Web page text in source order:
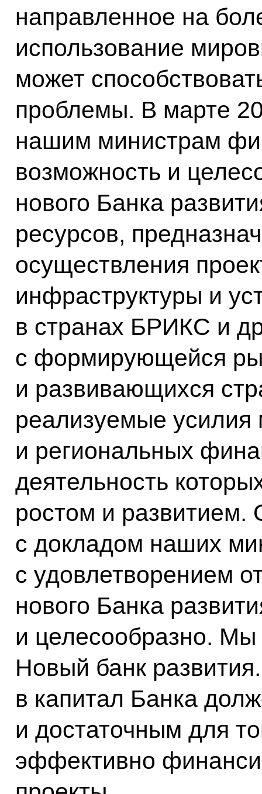
направленное на
использование
может
проблемы. В марте
нашим министрам
возможность и
нового Банка
ресурсов,
осуществления
инфраструктуры и
в странах БРИКС и
с формирующейся
и развивающихся
реализуемые усилия
и региональных
деятельность
ростом и развитием.
с докладом наших
с удовлетворением
нового Банка
и целесообразно. Мы
Новый банк
в капитал Банка
и достаточным для
эффективно